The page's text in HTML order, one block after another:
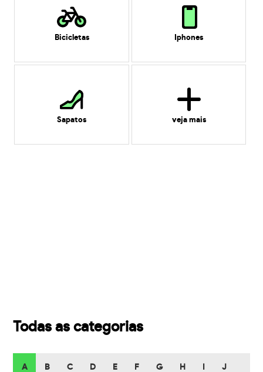
Bicicletas Iphones
Sapatos veja mais
Todas as categorias
A B C D E F G H J